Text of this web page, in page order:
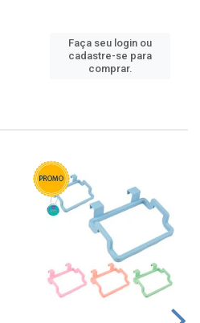
Faça seu login ou
cadastre-se para
comprar.